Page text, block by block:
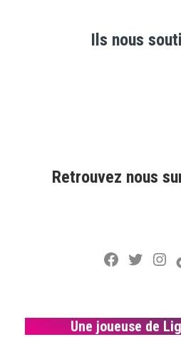
Ils nous
Retrouvez nous
Facebook
Une joueuse de